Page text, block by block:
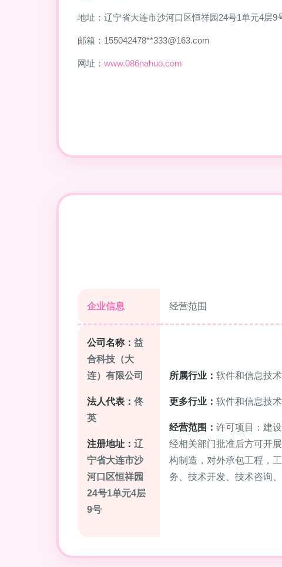
地址：辽宁省大连市沙河口区恒祥园24号1单元4层9
邮箱：155042478**333@163.com
网址： www.086nahuo.com
企业信息 经营范围
公司名称： 益
合科技（大
连）有限公司
法人代表： 佟
英
注册地址： 辽
宁省大连市沙
河口区恒祥园
24号1单元4层
9号
所属行业： 软件和信息技
更多行业： 软件和信息技
经营范围： 许可项目：建
经相关部门批准后方可开
构制造，对外承包工程，
务、技术开发、技术咨询